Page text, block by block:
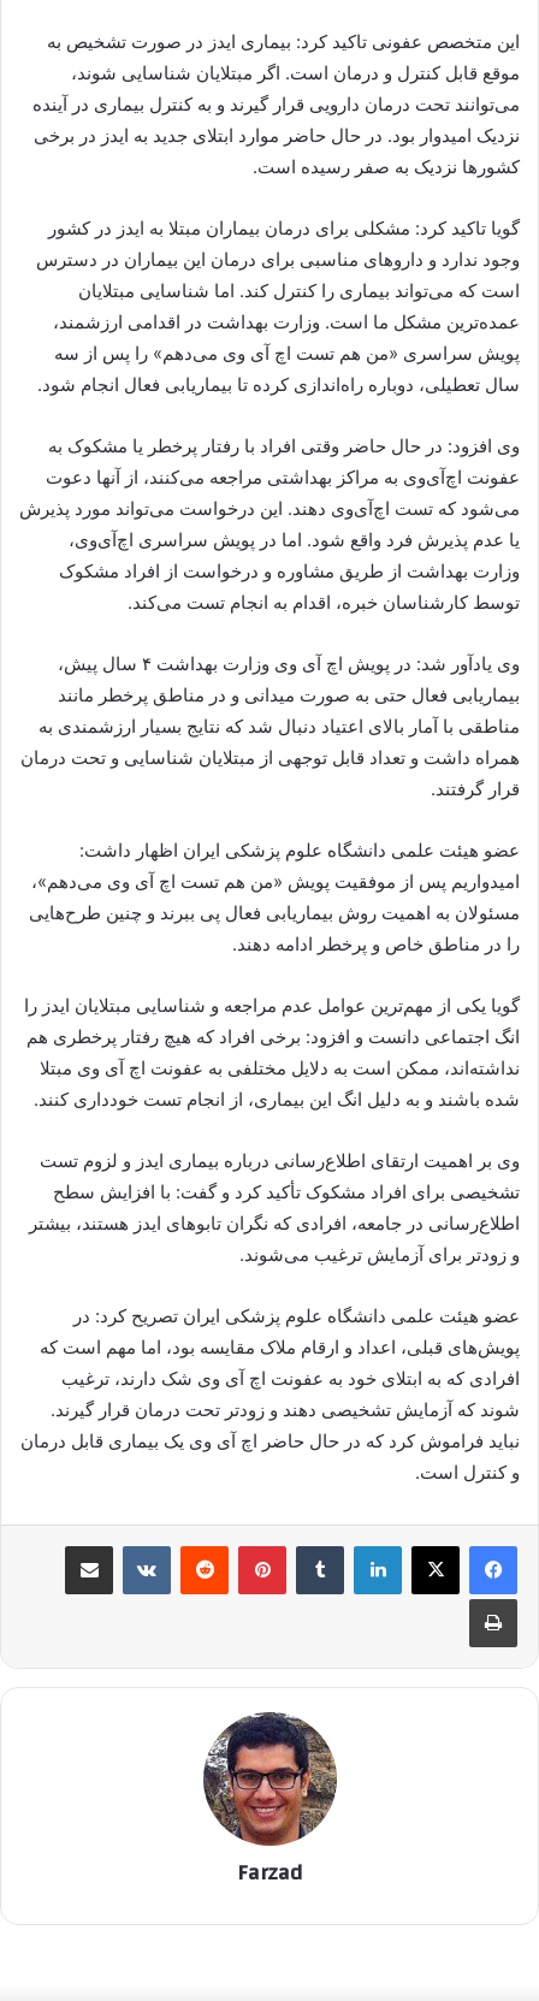
این متخصص عفونی تاکید کرد: بیماری ایدز در صورت تشخیص به
موقع قابل کنترل و درمان است. اگر مبتلایان شناسایی شوند،
می‌توانند تحت درمان دارویی قرار گیرند و به کنترل بیماری در آینده
نزدیک امیدوار بود. در حال حاضر موارد ابتلای جدید به ایدز در برخی
کشورها نزدیک به صفر رسیده است.
گویا تاکید کرد: مشکلی برای درمان بیماران مبتلا به ایدز در کشور
وجود ندارد و داروهای مناسبی برای درمان این بیماران در دسترس
است که می‌تواند بیماری را کنترل کند. اما شناسایی مبتلایان
عمده‌ترین مشکل ما است. وزارت بهداشت در اقدامی ارزشمند،
پویش سراسری «من هم تست اچ آی وی می‌دهم» را پس از سه
سال تعطیلی، دوباره راه‌اندازی کرده تا بیماریابی فعال انجام شود.
وی افزود: در حال حاضر وقتی افراد با رفتار پرخطر یا مشکوک به
عفونت اچ‌آی‌وی به مراکز بهداشتی مراجعه می‌کنند، از آنها دعوت
می‌شود که تست اچ‌آی‌وی دهند. این درخواست می‌تواند مورد پذیرش
یا عدم پذیرش فرد واقع شود. اما در پویش سراسری اچ‌آی‌وی،
وزارت بهداشت از طریق مشاوره و درخواست از افراد مشکوک
توسط کارشناسان خبره، اقدام به انجام تست می‌کند.
وی یادآور شد: در پویش اچ آی وی وزارت بهداشت ۴ سال پیش،
بیماریابی فعال حتی به صورت میدانی و در مناطق پرخطر مانند
مناطقی با آمار بالای اعتیاد دنبال شد که نتایج بسیار ارزشمندی به
همراه داشت و تعداد قابل توجهی از مبتلایان شناسایی و تحت درمان
قرار گرفتند.
عضو هیئت علمی دانشگاه علوم پزشکی ایران اظهار داشت:
امیدواریم پس از موفقیت پویش «من هم تست اچ آی وی می‌دهم»،
مسئولان به اهمیت روش بیماریابی فعال پی ببرند و چنین طرح‌هایی
را در مناطق خاص و پرخطر ادامه دهند.
گویا یکی از مهم‌ترین عوامل عدم مراجعه و شناسایی مبتلایان ایدز را
انگ اجتماعی دانست و افزود: برخی افراد که هیچ رفتار پرخطری هم
نداشته‌اند، ممکن است به دلایل مختلفی به عفونت اچ آی وی مبتلا
شده باشند و به دلیل انگ این بیماری، از انجام تست خودداری کنند.
وی بر اهمیت ارتقای اطلاع‌رسانی درباره بیماری ایدز و لزوم تست
تشخیصی برای افراد مشکوک تأکید کرد و گفت: با افزایش سطح
اطلاع‌رسانی در جامعه، افرادی که نگران تابوهای ایدز هستند، بیشتر
و زودتر برای آزمایش ترغیب می‌شوند.
عضو هیئت علمی دانشگاه علوم پزشکی ایران تصریح کرد: در
پویش‌های قبلی، اعداد و ارقام ملاک مقایسه بود، اما مهم است که
افرادی که به ابتلای خود به عفونت اچ آی وی شک دارند، ترغیب
شوند که آزمایش تشخیصی دهند و زودتر تحت درمان قرار گیرند.
نباید فراموش کرد که در حال حاضر اچ آی وی یک بیماری قابل درمان
و کنترل است.
لینکدین ‫تامبلر پینترست‫رددیت ‫VKontakteاشتراک گذاری از طریق ایمیل
چاپ
Farzad